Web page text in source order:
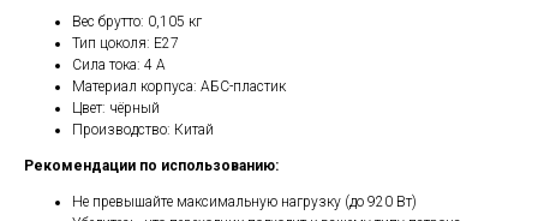
Вес брутто: 0,105 кг
Тип цоколя: E27
Сила тока: 4 А
Материал корпуса: АБС-пластик
Цвет: чёрный
Производство: Китай
Рекомендации по использованию:
Не превышайте максимальную нагрузку (до 920 Вт)